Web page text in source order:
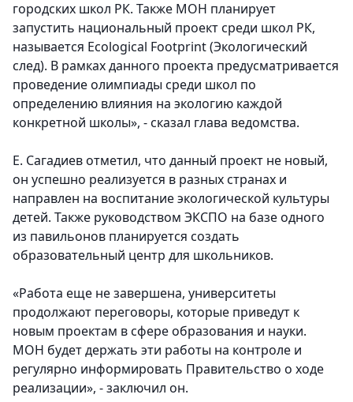
городских школ РК. Также МОН планирует
запустить национальный проект среди школ РК,
называется Ecological Footprint (Экологический
след). В рамках данного проекта предусматривается
проведение олимпиады среди школ по
определению влияния на экологию каждой
конкретной школы», - сказал глава ведомства.
Е. Сагадиев отметил, что данный проект не новый,
он успешно реализуется в разных странах и
направлен на воспитание экологической культуры
детей. Также руководством ЭКСПО на базе одного
из павильонов планируется создать
образовательный центр для школьников.
«Работа еще не завершена, университеты
продолжают переговоры, которые приведут к
новым проектам в сфере образования и науки.
МОН будет держать эти работы на контроле и
регулярно информировать Правительство о ходе
реализации», - заключил он.